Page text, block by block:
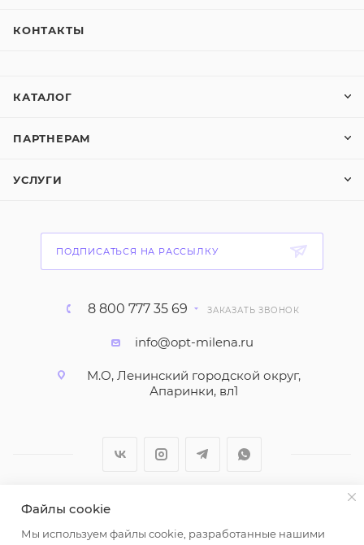
КОНТАКТЫ
КАТАЛОГ
ПАРТНЕРАМ
УСЛУГИ
ПОДПИСАТЬСЯ НА РАССЫЛКУ
8 800 777 35 69 ЗАКАЗАТЬ ЗВОНОК
info@opt-milena.ru
М.О, Ленинский городской округ,
Апаринки, вл1
2026 © ООО "Вайт Текстиль групп"
Любая информация на сайте носит справочный
Файлы cookie
Мы используем файлы cookie, разработанные нашими